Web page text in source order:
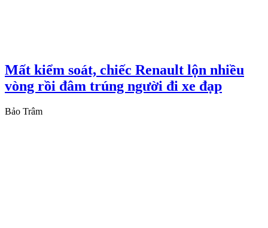
Mất kiểm soát, chiếc Renault lộn nhiều
vòng rồi đâm trúng người đi xe đạp
Bảo Trâm